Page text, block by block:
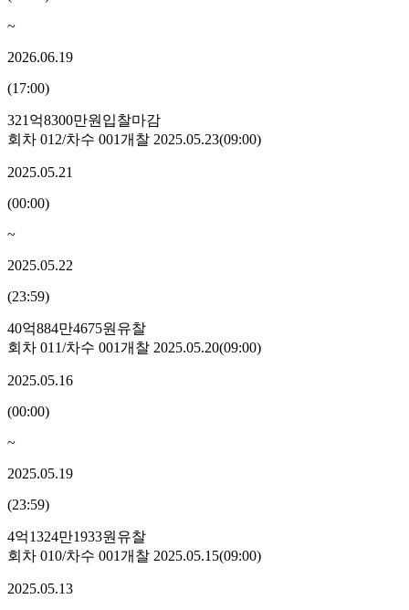
~
2026.06.19
(17:00)
321억8300만원 입찰마감
회차 012/차수 001개찰 2025.05.23(09:00)
2025.05.21
(00:00)
~
2025.05.22
(23:59)
40억884만4675원 유찰
회차 011/차수 001개찰 2025.05.20(09:00)
2025.05.16
(00:00)
~
2025.05.19
(23:59)
4억1324만1933원 유찰
회차 010/차수 001개찰 2025.05.15(09:00)
2025.05.13